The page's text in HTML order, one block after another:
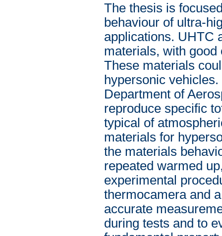
The thesis is
behaviour of ultra-
applications. UHTC
materials, with
These materials
hypersonic
Department of
reproduce specific
typical of
materials for
the materials
repeated warmed
experimental
thermocamera and
accurate
during tests and to